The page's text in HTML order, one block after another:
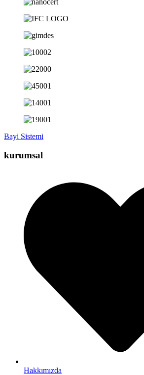
Bayi Sistemi
kurumsal
Hakkımızda